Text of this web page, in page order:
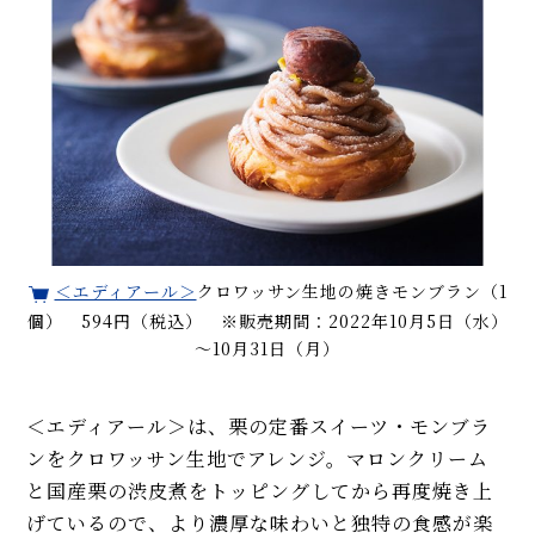
＜エディアール＞ クロワッサン生地の焼きモンブラン（1
個） 594円（税込） ※販売期間：2022年10月5日（水）
～10月31日（月）
＜エディアール＞は、栗の定番スイーツ・モンブラ
ンをクロワッサン生地でアレンジ。マロンクリーム
と国産栗の渋皮煮をトッピングしてから再度焼き上
げているので、より濃厚な味わいと独特の食感が楽